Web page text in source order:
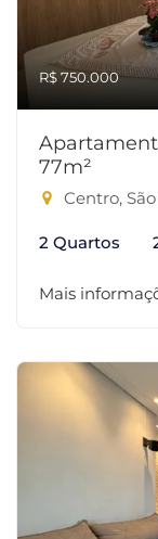
R$ 750.000
77m²
Centro,
2 Quartos
Mais